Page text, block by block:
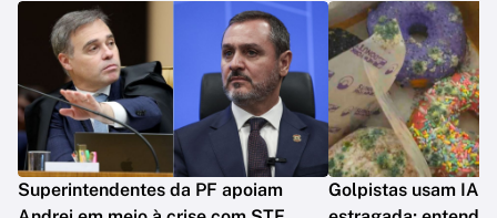
Superintendentes da PF apoiam
Golpistas usam IA